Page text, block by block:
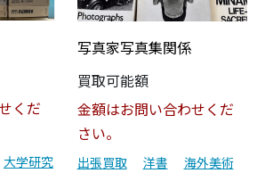
くだ
大学研究
写真家写真集関係
買取可能額
金額はお問い合わせくだ
さい。
出張買取 洋書
海外美術